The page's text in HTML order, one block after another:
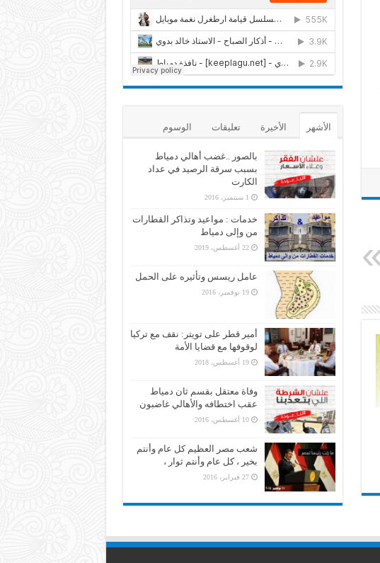
الأشهر الأخيرة تعليقات الوسوم
بالصور ..غضب أهالي دمياط
بسبب سرقة الرصيد في عداد
الكارت
1 سبتمبر، 2016
خدمات : مواعيد وتذاكر القطارات
من وإلى دمياط
22 أغسطس، 2019
عامل ريسس وتأثيره على الحمل
19 نوفمبر، 2016
أمير قطر على تويتر: نقف مع تركيا
لوقوفها مع قضايا الأمة
19 أغسطس، 2018
وفاة معتقل بقسم ثان دمياط
عقب اختطافه والأهالي غاضبون
10 أغسطس، 2016
شعب مصر العظيم كل عام وأنتم
بخير ، كل عام وأنتم ثوار ،
27 فبراير، 2016